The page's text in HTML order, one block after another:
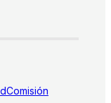
Comisión